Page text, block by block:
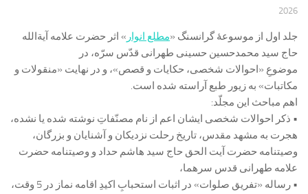
2026
جلد اول از موسوعۀ گرانسنگ «مطلع انوار » اثر حضرت علامه آیة‌الله
حاج سید محمدحسین حسینی طهرانی قدّس سرّه، در
موضوعِ «احوالات شخصی، حکایات و قصص»، و در نهایت «منقولات و
مکاتبات» به زیور طبع آراسته شده است.
اهم مباحث این مجلّد:
• ذکر احوالات شخصی ایشان اعم از نام مصنّفاتِ نوشته شده یا نشده،
هجرت به مشهد مقدس، تاریخ رحلت نزدیکان و آشنایان و بزرگان،
وصیتنامه حضرت آیت الحق حاج سید هاشم حداد و وصیتنامه حضرت
علامه طهرانی قدس سرهما،
• رساله «تفریق صلوات» در اثبات استحبابِ اکیدِ اقامه نماز در 5 وقت،